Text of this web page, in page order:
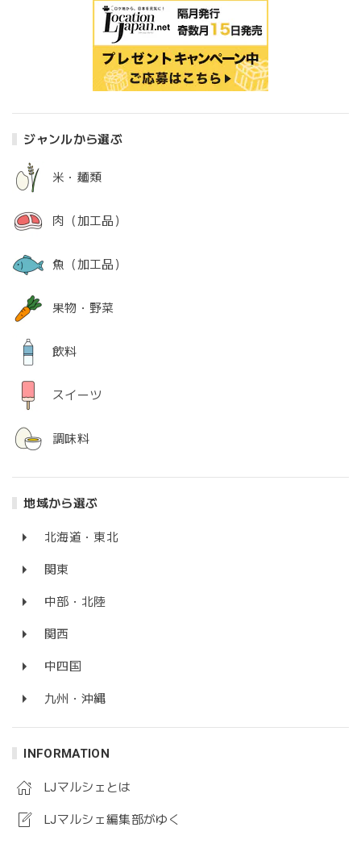
ジャンルから選ぶ
米・麺類
肉（加工品）
魚（加工品）
果物・野菜
飲料
スイーツ
調味料
地域から選ぶ
北海道・東北
関東
中部・北陸
関西
中四国
九州・沖縄
INFORMATION
LJマルシェとは
LJマルシェ編集部がゆく